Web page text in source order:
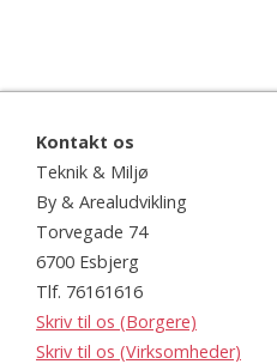
Kontakt os
Teknik & Miljø
By & Arealudvikling
Torvegade 74
6700 Esbjerg
Tlf. 76161616
Skriv til os (Borgere)
Skriv til os (Virksomheder)